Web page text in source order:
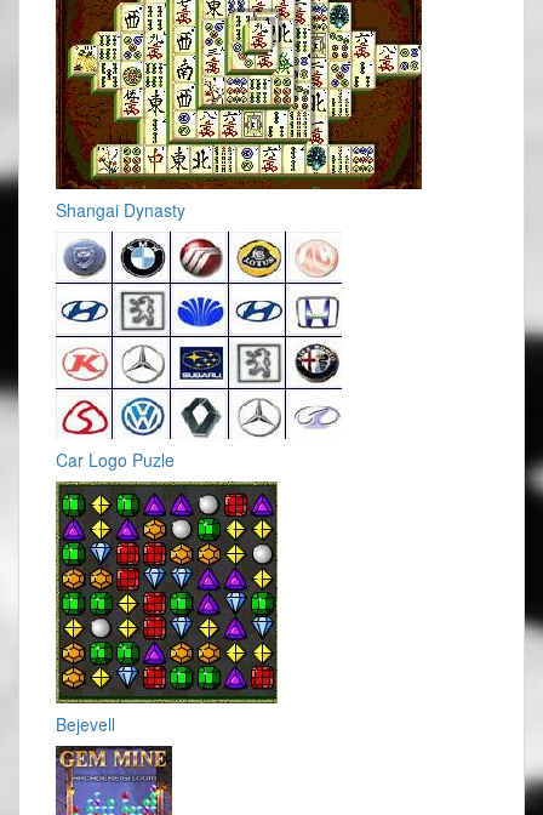
Shangai Dynasty
Car Logo Puzle
Bejevell